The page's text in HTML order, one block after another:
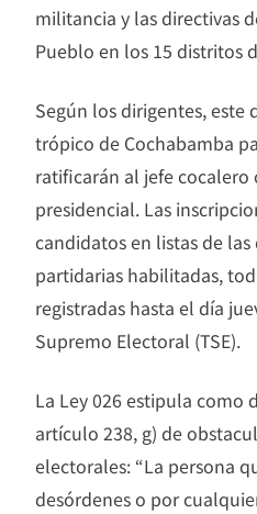
militancia y las directivas
Pueblo en los 15 distritos
Según los dirigentes, este
trópico de Cochabamba
ratificarán al jefe
presidencial. Las
candidatos en listas de
partidarias habilitadas,
registradas hasta el día
Supremo Electoral (TSE).
La Ley 026 estipula como
artículo 238, g) de
electorales: “La persona
desórdenes o por